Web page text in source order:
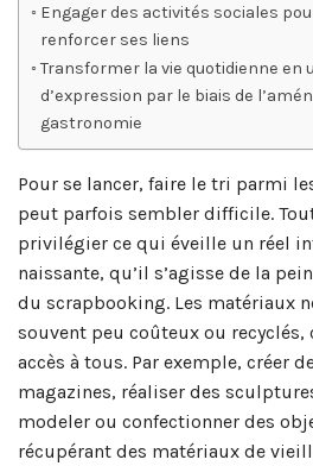
Engager des activités sociales
renforcer ses liens
Transformer la vie quotidienne en
d’expression par le biais de
gastronomie
Pour se lancer, faire le tri parmi
peut parfois sembler difficile.
privilégier ce qui éveille un réel
naissante, qu’il s’agisse de la
du scrapbooking. Les matériaux
souvent peu coûteux ou recyclés,
accès à tous. Par exemple, créer
magazines, réaliser des
modeler ou confectionner des
récupérant des matériaux de